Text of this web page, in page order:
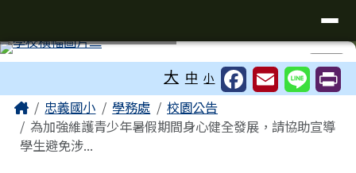
⏸
大 中 小
主內容區域
Home忠義國小 學務處
校園公告
為加強維護青少年暑假期間身心健全發展，請協助宣導
學生避免涉...
頁尾區域